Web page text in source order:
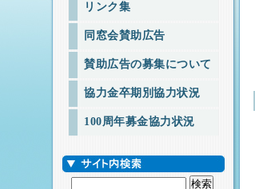
リンク集
同窓会賛助広告
賛助広告の募集について
協力金卒期別協力状況
100周年募金協力状況